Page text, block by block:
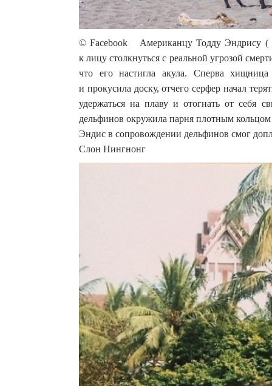
© Facebook Американцу Тодду Эндрису (
к лицу столкнуться с реальной угрозой
что его настигла акула. Сперва
и прокусила доску, отчего серфер начал
удержаться на плаву и отогнать от себя
дельфинов окружила парня плотным
Эндис в сопровождении дельфинов смог
Слон Нингнонг